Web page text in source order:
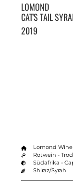
LOMOND
CAT'S TAIL
2019
Lomond
Rotwein -
Südafrika -
Shiraz/Syrah